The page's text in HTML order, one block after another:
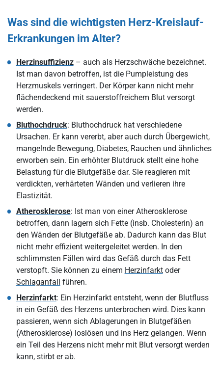
Was sind die wichtigsten Herz-Kreislauf-
Erkrankungen im Alter?
Herzinsuffizienz– auch als Herzschwäche bezeichnet.
Ist man davon betroffen, ist die Pumpleistung des
Herzmuskels verringert. Der Körper kann nicht mehr
flächendeckend mit sauerstoffreichem Blut versorgt
werden.
Bluthochdruck: Bluthochdruck hat verschiedene
Ursachen. Er kann vererbt, aber auch durch Übergewicht,
mangelnde Bewegung, Diabetes, Rauchen und ähnliches
erworben sein. Ein erhöhter Blutdruck stellt eine hohe
Belastung für die Blutgefäße dar. Sie reagieren mit
verdickten, verhärteten Wänden und verlieren ihre
Elastizität.
Atherosklerose: Ist man von einer Atherosklerose
betroffen, dann lagern sich Fette (insb. Cholesterin) an
den Wänden der Blutgefäße ab. Dadurch kann das Blut
nicht mehr effizient weitergeleitet werden. In den
schlimmsten Fällen wird das Gefäß durch das Fett
verstopft. Sie können zu einem Herzinfarktoder
Schlaganfall führen.
Herzinfarkt: Ein Herzinfarkt entsteht, wenn der Blutfluss
in ein Gefäß des Herzens unterbrochen wird. Dies kann
passieren, wenn sich Ablagerungen in Blutgefäßen
(Atherosklerose) loslösen und ins Herz gelangen. Wenn
ein Teil des Herzens nicht mehr mit Blut versorgt werden
kann, stirbt er ab.